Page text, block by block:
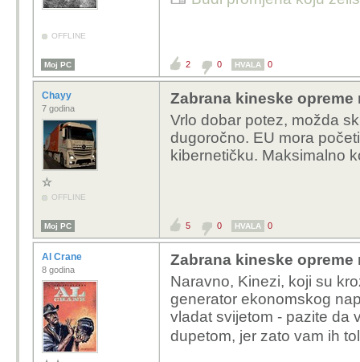
OFFLINE
Moj PC 2 0 HVALA 0
Chayy
7 godina
OFFLINE
Zabrana kineske
Vrlo dobar potez, možda
dugoročno. EU mora
kibernetičku. Maksimalno
Moj PC 5 0 HVALA 0
Al Crane
8 godina
Zabrana kineske
Naravno, Kinezi, koji su
generator ekonomskog
vladat svijetom - pazite da
dupetom, jer zato vam ih